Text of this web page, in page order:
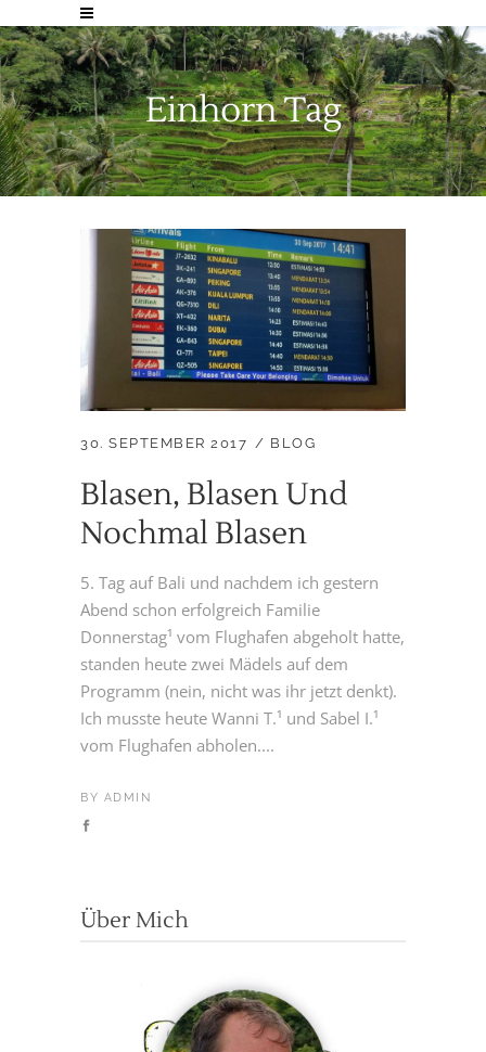
Einhorn Tag
30. SEPTEMBER 2017 BLOG
Blasen, Blasen Und
Nochmal Blasen
5. Tag auf Bali und nachdem ich gestern
Abend schon erfolgreich Familie
Donnerstag¹ vom Flughafen abgeholt hatte,
standen heute zwei Mädels auf dem
Programm (nein, nicht was ihr jetzt denkt).
Ich musste heute Wanni T.¹ und Sabel I.¹
vom Flughafen abholen....
BY ADMIN
Über Mich